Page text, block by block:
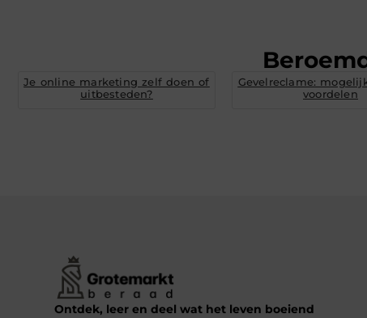
Je online marketing zelf doen of
uitbesteden?
Gevelreclame:
voordelen
Ontdek, leer en deel wat het leven boeiend